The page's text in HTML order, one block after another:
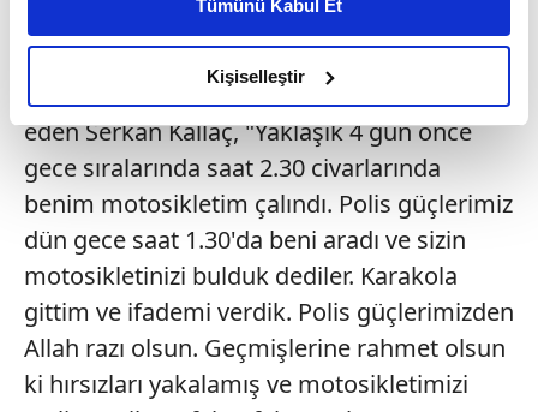
daha iyi reklam deneyimi yaşatabiliriz. Bunu yaparken
amacımızın size daha iyi bir reklam deneyimi sunmak
olduğunu ve sizlere en iyi içerikleri sunabilmek adına
elimizden gelen çabayı gösterdiğimizi ve bu noktada,
reklamların maliyetlerimizi karşılamak noktasında tek gelir
kalemimiz olduğunu sizlere hatırlatmak isteriz.
Her halükârda, kullanıcılar, bu çerezlere izin vermedikleri
takdirde, kullanıcılara hedefli reklamlar
gösterilmeyecektir."
Sizlere daha iyi bir hizmet sunabilmek için İnternet
Sitemizde kendimize ve üçüncü kişilere ait çerezler
kullanılmaktadır. Bu çerezler vasıtasıyla çeşitli kişisel
Tümünü Kabul Et
Kişiselleştir
Gece evinin önünden çalınan motosikleti
kısa sürede bulan polis ekiplerine teşekkür
eden Serkan Kallaç, "Yaklaşık 4 gün önce
gece sıralarında saat 2.30 civarlarında
benim motosikletim çalındı. Polis güçlerimiz
dün gece saat 1.30'da beni aradı ve sizin
motosikletinizi bulduk dediler. Karakola
gittim ve ifademi verdik. Polis güçlerimizden
Allah razı olsun. Geçmişlerine rahmet olsun
ki hırsızları yakalamış ve motosikletimizi